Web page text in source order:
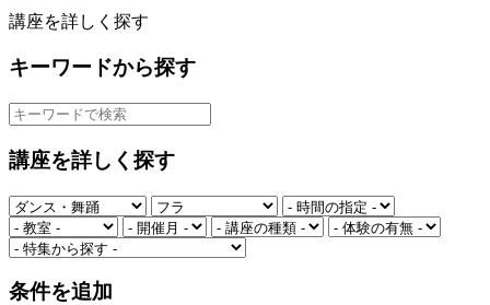
講座を詳しく探す
キーワードから探す
講座を詳しく探す
条件を追加